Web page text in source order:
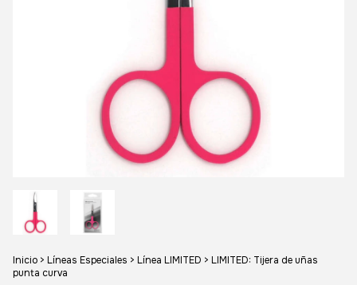
Inicio > Líneas Especiales > Línea LIMITED > LIMITED: Tijera de uñas
punta curva